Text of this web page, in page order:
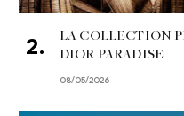
LA COLLECTION
DIOR PARADISE
08/05/2026